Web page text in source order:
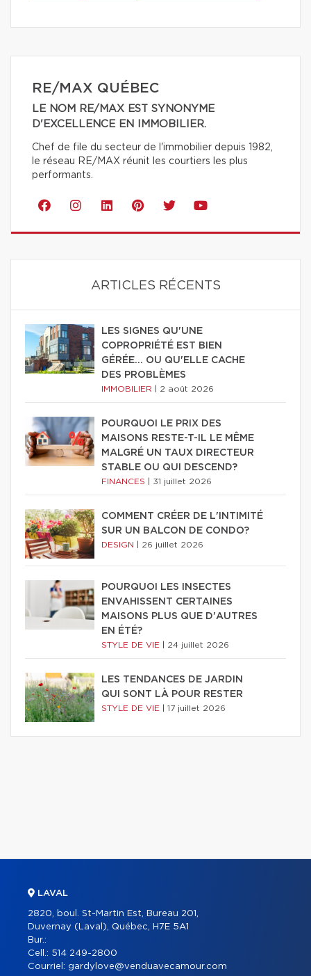
RE/MAX QUÉBEC
LE NOM RE/MAX EST SYNONYME
D'EXCELLENCE EN IMMOBILIER.
Chef de file du secteur de l'immobilier depuis 1982,
le réseau RE/MAX réunit les courtiers les plus
performants.
ARTICLES RÉCENTS
LES SIGNES QU'UNE
COPROPRIÉTÉ EST BIEN
GÉRÉE… OU QU'ELLE CACHE
DES PROBLÈMES
IMMOBILIER 2 août 2026
POURQUOI LE PRIX DES
MAISONS RESTE-T-IL LE MÊME
MALGRÉ UN TAUX DIRECTEUR
STABLE OU QUI DESCEND?
FINANCES 31 juillet 2026
COMMENT CRÉER DE L'INTIMITÉ
SUR UN BALCON DE CONDO?
DESIGN 26 juillet 2026
POURQUOI LES INSECTES
ENVAHISSENT CERTAINES
MAISONS PLUS QUE D'AUTRES
EN ÉTÉ?
STYLE DE VIE 24 juillet 2026
LES TENDANCES DE JARDIN
QUI SONT LÀ POUR RESTER
STYLE DE VIE 17 juillet 2026
LAVAL
2820, boul. St-Martin Est, Bureau 201,
Duvernay (Laval), Québec, H7E 5A1
Bur.:
Cell.: 514 249-2800
Courriel: gardylove@venduavecamour.com